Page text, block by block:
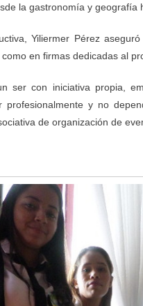
la gastronomía y geografía
Yiliermer Pérez
en firmas dedicadas al
ser con iniciativa propia,
profesionalmente y no
de organización de